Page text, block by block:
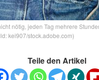
nötig, jeden Tag mehrere
kei907/stock.adobe.com)
Teile den Artikel